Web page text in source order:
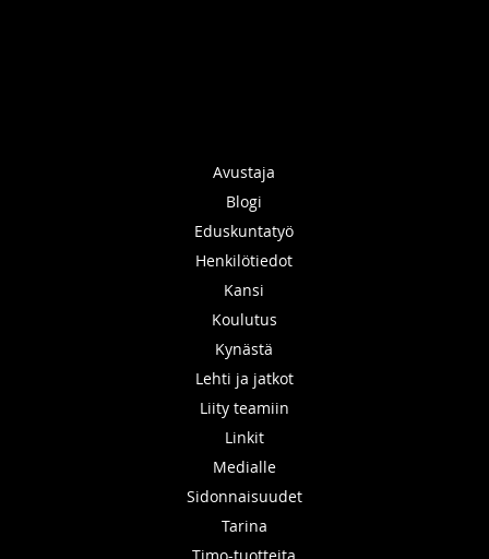
Avustaja
Blogi
Eduskuntatyö
Henkilötiedot
Kansi
Koulutus
Kynästä
Lehti ja jatkot
Liity teamiin
Linkit
Medialle
Sidonnaisuudet
Tarina
Timo-tuotteita